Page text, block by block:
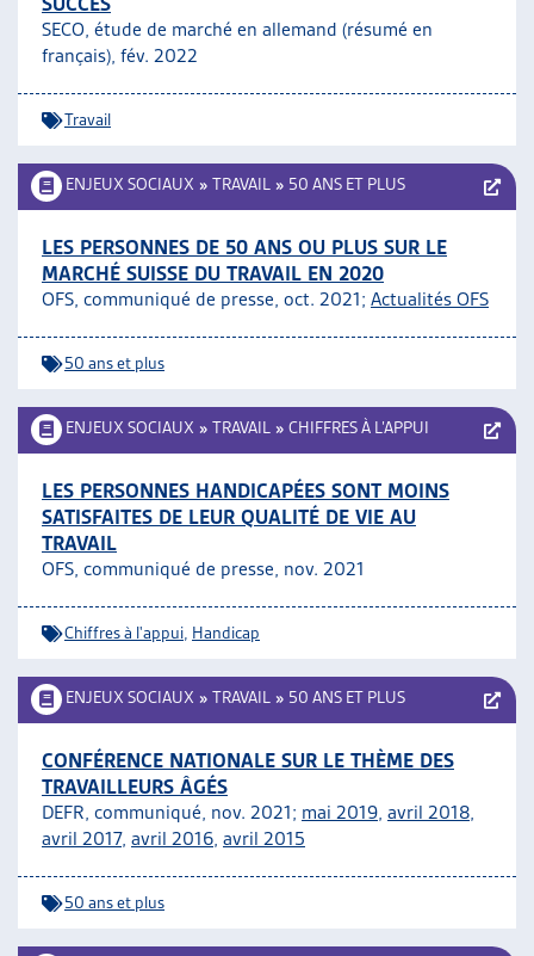
SECO, étude de marché en allemand (résumé en
français), fév. 2022
Travail
ENJEUX SOCIAUX » TRAVAIL » 50 ANS ET PLUS
LES PERSONNES DE 50 ANS OU PLUS SUR LE
MARCHÉ SUISSE DU TRAVAIL EN 2020
OFS, communiqué de presse, oct. 2021; Actualités OFS
50 ans et plus
ENJEUX SOCIAUX » TRAVAIL » CHIFFRES À L’APPUI
LES PERSONNES HANDICAPÉES SONT MOINS
SATISFAITES DE LEUR QUALITÉ DE VIE AU
TRAVAIL
OFS, communiqué de presse, nov. 2021
Chiffres à l'appui Handicap
ENJEUX SOCIAUX » TRAVAIL » 50 ANS ET PLUS
CONFÉRENCE NATIONALE SUR LE THÈME DES
TRAVAILLEURS ÂGÉS
DEFR, communiqué, nov. 2021; mai 2019, avril 2018,
avril 2017, avril 2016, avril 2015
50 ans et plus